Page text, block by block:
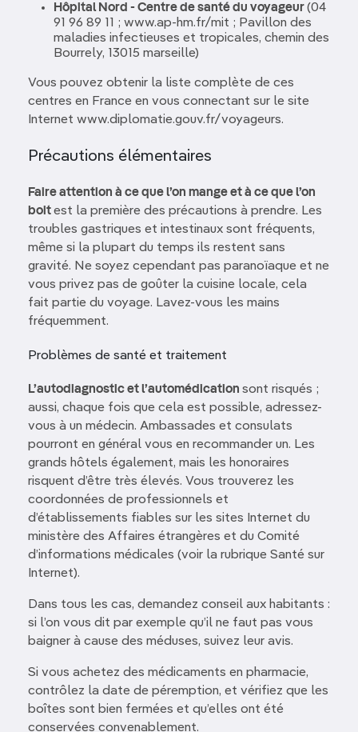
Hôpital Nord - Centre de santé du voyageur(04
91 96 89 11 ; www.ap-hm.fr/mit ; Pavillon des
maladies infectieuses et tropicales, chemin des
Bourrely, 13015 marseille)
Vous pouvez obtenir la liste complète de ces
centres en France en vous connectant sur le site
Internet www.diplomatie.gouv.fr/voyageurs.
Précautions élémentaires
Faire attention à ce que l’on mange et à ce que l’on
boitest la première des précautions à prendre. Les
troubles gastriques et intestinaux sont fréquents,
même si la plupart du temps ils restent sans
gravité. Ne soyez cependant pas paranoïaque et ne
vous privez pas de goûter la cuisine locale, cela
fait partie du voyage. Lavez-vous les mains
fréquemment.
Problèmes de santé et traitement
L’autodiagnostic et l’automédication sont risqués ;
aussi, chaque fois que cela est possible, adressez-
vous à un médecin. Ambassades et consulats
pourront en général vous en recommander un. Les
grands hôtels également, mais les honoraires
risquent d’être très élevés. Vous trouverez les
coordonnées de professionnels et
d’établissements fiables sur les sites Internet du
ministère des Affaires étrangères et du Comité
d’informations médicales (voir la rubrique Santé sur
Internet).
Dans tous les cas, demandez conseil aux habitants :
si l’on vous dit par exemple qu’il ne faut pas vous
baigner à cause des méduses, suivez leur avis.
Si vous achetez des médicaments en pharmacie,
contrôlez la date de péremption, et vérifiez que les
boîtes sont bien fermées et qu’elles ont été
conservées convenablement.